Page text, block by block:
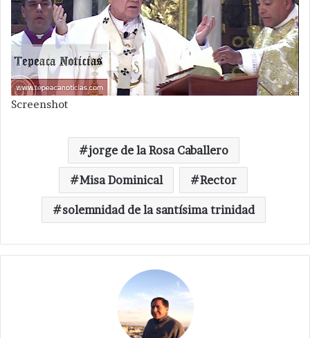
Screenshot
jorge de la Rosa Caballero
Misa Dominical Rector
solemnidad de la santísima trinidad